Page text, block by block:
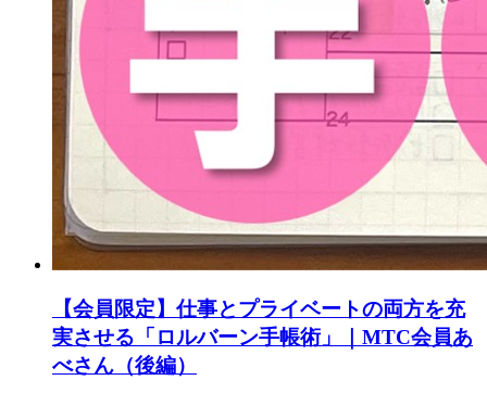
【会員限定】仕事とプライベートの両方を充
実させる「ロルバーン手帳術」｜MTC会員あ
べさん（後編）